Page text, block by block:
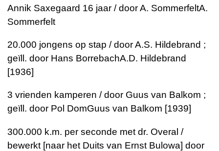
Annik Saxegaard 16 jaar / door A. SommerfeltA.
Sommerfelt
20.000 jongens op stap / door A.S. Hildebrand ;
geïll. door Hans BorrebachA.D. Hildebrand
[1936]
3 vrienden kamperen / door Guus van Balkom ;
geïll. door Pol DomGuus van Balkom [1939]
300.000 k.m. per seconde met dr. Overal /
bewerkt [naar het Duits van Ernst Bulowa] door